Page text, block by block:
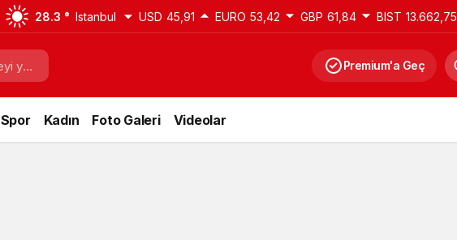
28.3 ° Istanbul USD 45,91 EURO 53,42 GBP 61,84 BIST 13.662,75
Premium'a Geç
Spor Kadın Foto Galeri Videolar